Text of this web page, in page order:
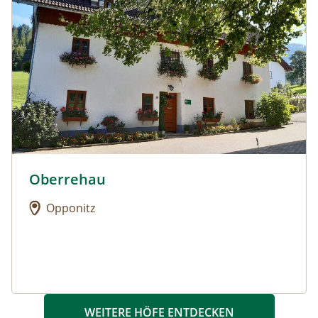
Urlaub am Bauernhof: Oberrehau
Oberrehau
Opponitz
WEITERE HÖFE ENTDECKEN